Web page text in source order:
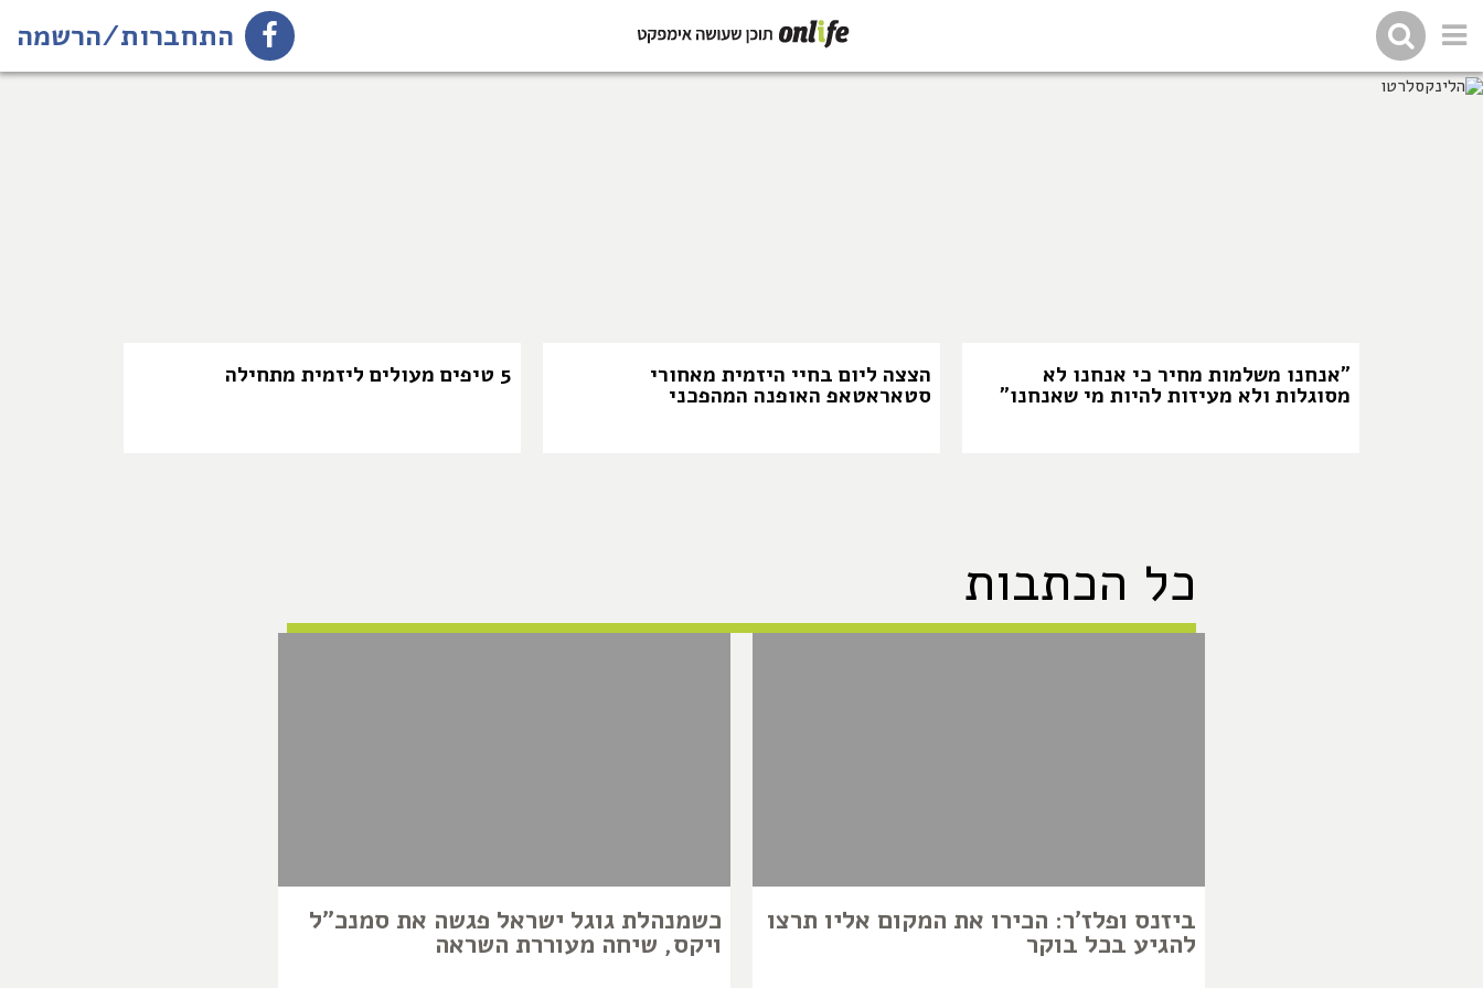
התחברות/הרשמה הגבול
"אנחנו משלמות מחיר כי אנחנו לא
מסוגלות ולא מעיזות להיות מי שאנחנו"
הצצה ליום בחיי היזמית מאחורי
סטאראטאפ האופנה המהפכני
5 טיפים מעולים ליזמית מתחילה
כל הכתבות
ביזנס ופלז'ר: הכירו את המקום אליו תרצו
להגיע בכל בוקר
כשמנהלת גוגל ישראל פגשה את סמנכ"ל
ויקס, שיחה מעוררת השראה